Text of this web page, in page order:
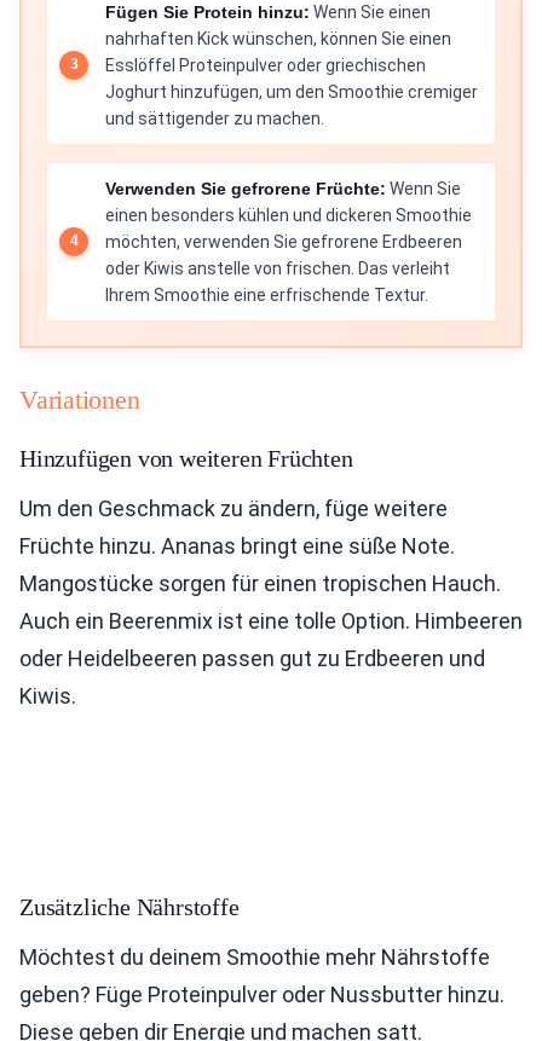
Fügen Sie Protein hinzu: Wenn Sie einen
nahrhaften Kick wünschen, können Sie einen
Esslöffel Proteinpulver oder griechischen
Joghurt hinzufügen, um den Smoothie cremiger
und sättigender zu machen.
Verwenden Sie gefrorene Früchte: Wenn Sie
einen besonders kühlen und dickeren Smoothie
möchten, verwenden Sie gefrorene Erdbeeren
oder Kiwis anstelle von frischen. Das verleiht
Ihrem Smoothie eine erfrischende Textur.
Variationen
Hinzufügen von weiteren Früchten
Um den Geschmack zu ändern, füge weitere
Früchte hinzu. Ananas bringt eine süße Note.
Mangostücke sorgen für einen tropischen Hauch.
Auch ein Beerenmix ist eine tolle Option. Himbeeren
oder Heidelbeeren passen gut zu Erdbeeren und
Kiwis.
Zusätzliche Nährstoffe
Möchtest du deinem Smoothie mehr Nährstoffe
geben? Füge Proteinpulver oder Nussbutter hinzu.
Diese geben dir Energie und machen satt.